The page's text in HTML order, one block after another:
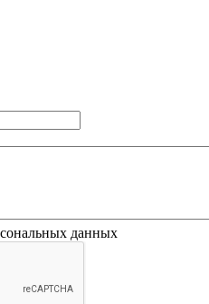
данных